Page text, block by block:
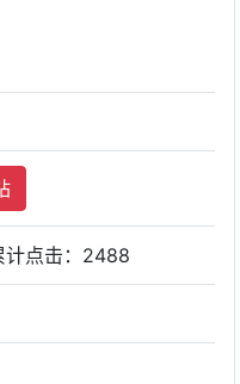
计点击： 2488